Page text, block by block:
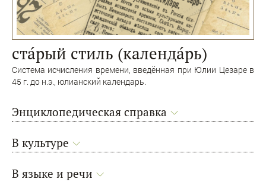
ста́рый стиль (календа́рь)
Система исчисления времени, введённая при Юлии Цезаре в
45 г. до н.э., юлианский календарь.
Энциклопедическая справка
В культуре
В языке и речи